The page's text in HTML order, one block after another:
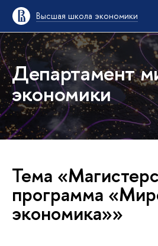
Высшая школа экономики
Департамент
экономики
Тема
программа
экономика»»